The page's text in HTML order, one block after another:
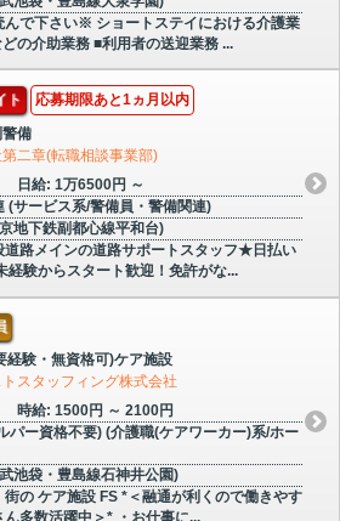
で下さい※ ショートステイにおける介護業
の介助業務 ■利用者の送迎業務 ...
ト 応募期限あと1ヵ月以内
備
二章(転職相談事業部)
日給: 1万6500円 ～
(サービス系/警備員・警備関連)
地下鉄副都心線平和台)
道路メインの道路サポートスタッフ★日払い
経験からスタート歓迎！免許がな...
経験・無資格可)ケア施設
スタッフィング株式会社
時給: 1500円 ～ 2100円
パー資格不要) (介護職(ケアワーカー)系/ホー
池袋・豊島線石神井公園)
の ケア施設 FS *＜融通が利くので働きやす